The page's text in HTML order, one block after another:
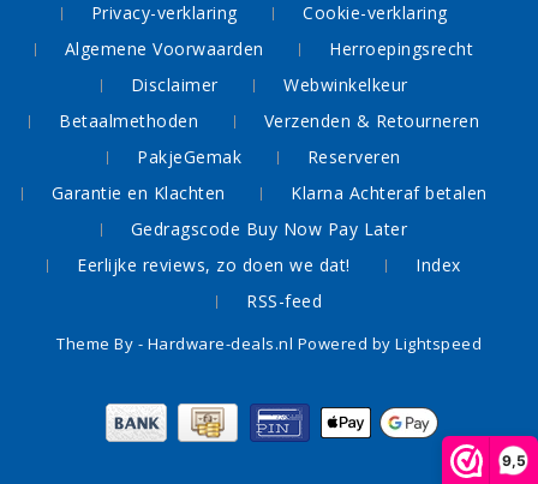
9,5
Privacy-verklaring
Cookie-verklaring
Algemene Voorwaarden
Herroepingsrecht
Disclaimer
Webwinkelkeur
Betaalmethoden
Verzenden & Retourneren
PakjeGemak
Reserveren
Garantie en Klachten
Klarna Achteraf betalen
Gedragscode Buy Now Pay Later
Eerlijke reviews, zo doen we dat!
Index
RSS-feed
Theme By - Hardware-deals.nl Powered by Lightspeed